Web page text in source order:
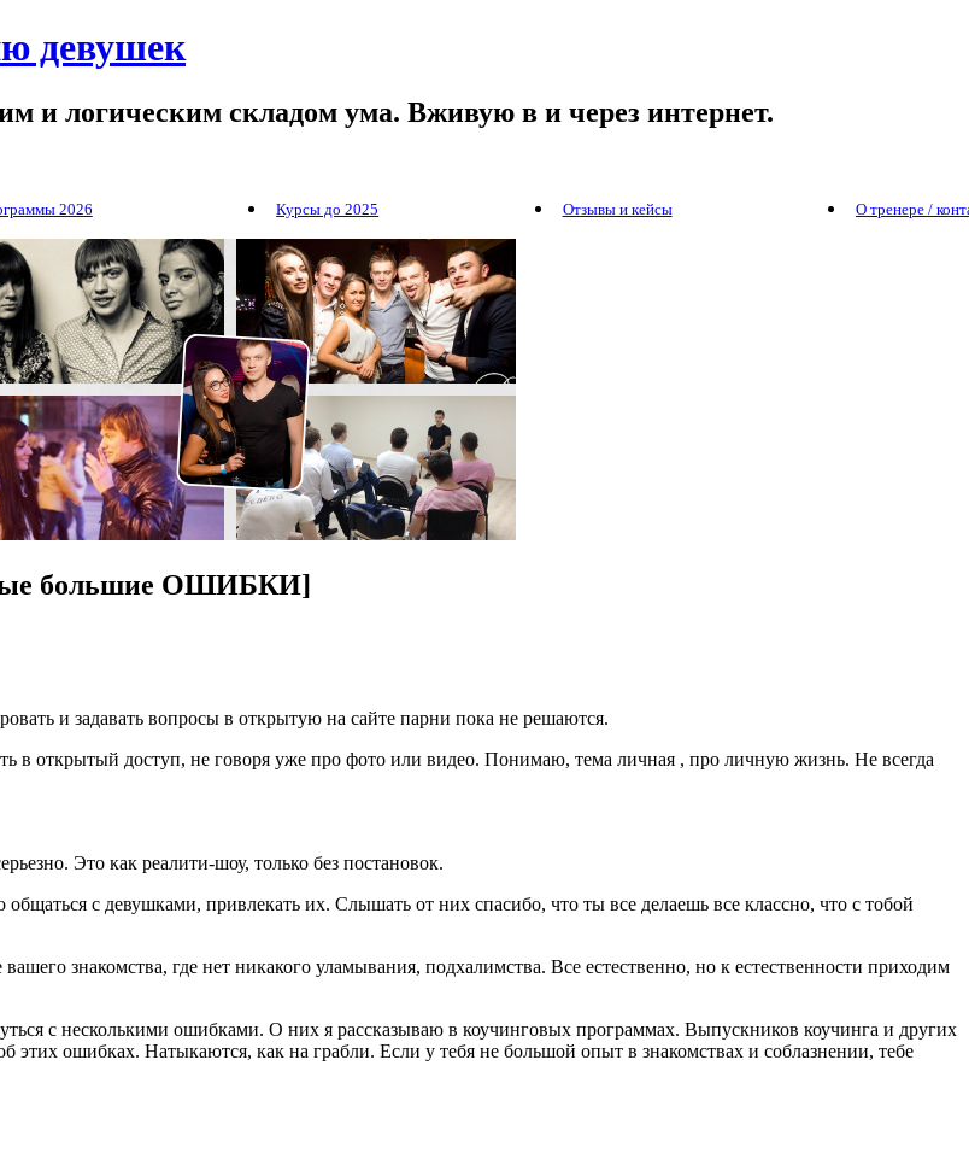
девушек
и логическим складом ума. Вживую в и через интернет.
2026 Курсы до 2025 Отзывы и кейсы О тренере /
большие ОШИБКИ]
и задавать вопросы в открытую на сайте парни пока не решаются.
в открытый доступ, не говоря уже про фото или видео. Понимаю, тема личная , про личную жизнь. Не всегда
Это как реалити-шоу, только без постановок.
общаться с девушками, привлекать их. Слышать от них спасибо, что ты все делаешь все классно, что с тобой
знакомства, где нет никакого уламывания, подхалимства. Все естественно, но к естественности приходим
с несколькими ошибками. О них я рассказываю в коучинговых программах. Выпускников коучинга и других
ошибках. Натыкаются, как на грабли. Если у тебя не большой опыт в знакомствах и соблазнении, тебе